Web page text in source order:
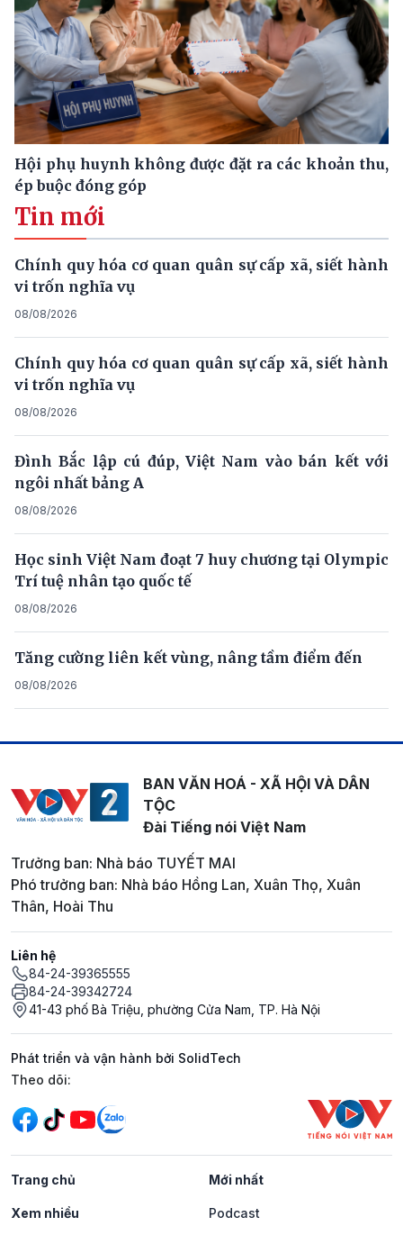
Hội phụ huynh không được đặt ra các khoản thu,
ép buộc đóng góp
Tin mới
Chính quy hóa cơ quan quân sự cấp xã, siết hành
vi trốn nghĩa vụ
08/08/2026
Chính quy hóa cơ quan quân sự cấp xã, siết hành
vi trốn nghĩa vụ
08/08/2026
Đình Bắc lập cú đúp, Việt Nam vào bán kết với
ngôi nhất bảng A
08/08/2026
Học sinh Việt Nam đoạt 7 huy chương tại Olympic
Trí tuệ nhân tạo quốc tế
08/08/2026
Tăng cường liên kết vùng, nâng tầm điểm đến
08/08/2026
BAN VĂN HOÁ - XÃ HỘI VÀ DÂN
TỘC
Đài Tiếng nói Việt Nam
Trưởng ban: Nhà báo TUYẾT MAI
Phó trưởng ban: Nhà báo Hồng Lan, Xuân Thọ, Xuân
Thân, Hoài Thu
Liên hệ
84-24-39365555
84-24-39342724
41-43 phố Bà Triệu, phường Cửa Nam, TP. Hà Nội
Phát triển và vận hành bởi SolidTech
Mạng xã hội
Theo dõi:
Trang chủ Mới nhất
Xem nhiều Podcast